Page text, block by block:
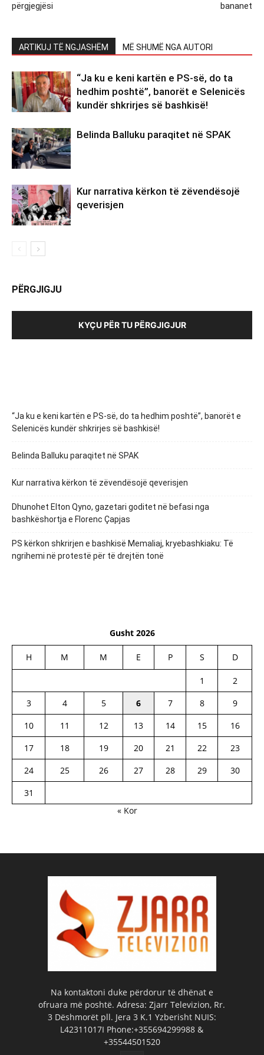
përgjegjësi
bananet
ARTIKUJ TË NGJASHËM MË SHUMË NGA AUTORI
“Ja ku e keni kartën e PS-së, do ta
hedhim poshtë”, banorët e Selenicës
kundër shkrirjes së bashkisë!
Belinda Balluku paraqitet në SPAK
Kur narrativa kërkon të zëvendësojë
qeverisjen
PËRGJIGJU
KYÇU PËR TU PËRGJIGJUR
“Ja ku e keni kartën e PS-së, do ta hedhim poshtë”, banorët e
Selenicës kundër shkrirjes së bashkisë!
Belinda Balluku paraqitet në SPAK
Kur narrativa kërkon të zëvendësojë qeverisjen
Dhunohet Elton Qyno, gazetari goditet në befasi nga
bashkëshortja e Florenc Çapjas
PS kërkon shkrirjen e bashkisë Memaliaj, kryebashkiaku: Të
ngrihemi në protestë për të drejtën tonë
Gusht 2026
H M M E P S D
1
2
3
4 5 6 7 8
9
10
11 12 13 14 15
16
17
18 19 20 21 22
23
24
25 26 27 28 29
30
31
« Kor
Na kontaktoni duke përdorur të dhënat e
ofruara më poshtë. Adresa: Zjarr Televizion, Rr.
3 Dëshmorët pll. Jera 3 K.1 Yzberisht NUIS:
L42311017I Phone:+355694299988 &
+35544501520